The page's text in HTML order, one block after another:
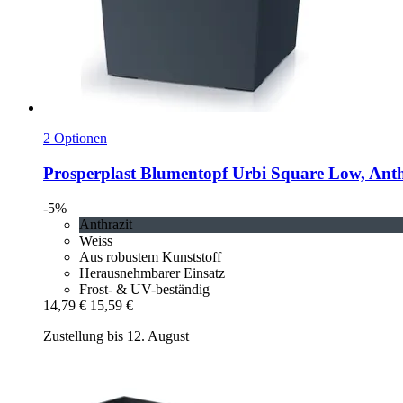
2 Optionen
Prosperplast Blumentopf Urbi Square Low,
-5%
Anthrazit
Weiss
Aus robustem Kunststoff
Herausnehmbarer Einsatz
Frost- & UV-beständig
14,79 € 15,59 €
Zustellung bis 12. August